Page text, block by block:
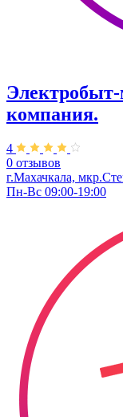
компания.
4
0 отзывов
г.Махачкала,
Пн-Вс 09:00-19:00